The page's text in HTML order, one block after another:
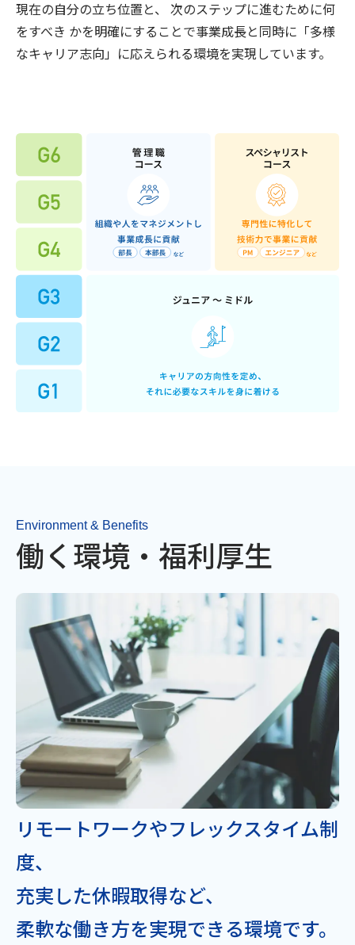
現在の自分の立ち位置と、 次のステップに進むために何
をすべき かを明確にすることで事業成長と同時に「多様
なキャリア志向」に応えられる環境を実現しています。
Environment & Benefits
働く環境・福利厚生
リモートワークやフレックスタイム制
度、
充実した休暇取得など、
柔軟な働き方を実現できる環境です。